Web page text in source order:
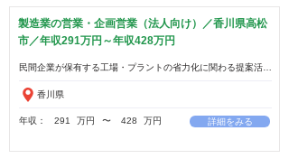
製造業の営業・企画営業（法人向け）／香川県高松
市／年収291万円～年収428万円
香川県
年収： 291 万円 ​〜 428 万円 詳細をみる